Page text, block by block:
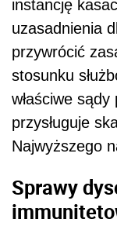
instancję
uzasadnienia
przywrócić
stosunku
właściwe
przysługuje
Najwyższego
Sprawy